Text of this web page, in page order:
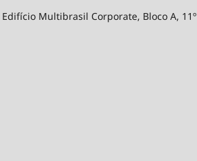
Multibrasil Corporate, Bloco A, 11º